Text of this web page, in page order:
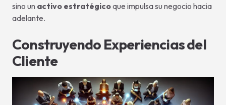
sino un activo estratégicoque impulsa su negocio hacia
adelante.
Construyendo Experiencias del
Cliente